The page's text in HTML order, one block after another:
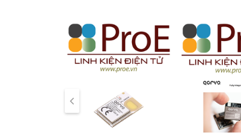
Pin Def inition
Test Reports